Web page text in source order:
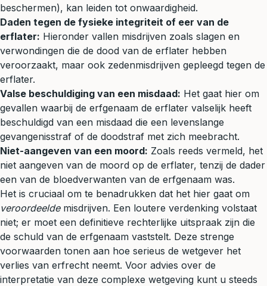
beschermen), kan leiden tot onwaardigheid.
Daden tegen de fysieke integriteit of eer van de
erflater: Hieronder vallen misdrijven zoals slagen en
verwondingen die de dood van de erflater hebben
veroorzaakt, maar ook zedenmisdrijven gepleegd tegen de
erflater.
Valse beschuldiging van een misdaad: Het gaat hier om
gevallen waarbij de erfgenaam de erflater valselijk heeft
beschuldigd van een misdaad die een levenslange
gevangenisstraf of de doodstraf met zich meebracht.
Niet-aangeven van een moord: Zoals reeds vermeld, het
niet aangeven van de moord op de erflater, tenzij de dader
een van de bloedverwanten van de erfgenaam was.
Het is cruciaal om te benadrukken dat het hier gaat om
veroordeeldemisdrijven. Een loutere verdenking volstaat
niet; er moet een definitieve rechterlijke uitspraak zijn die
de schuld van de erfgenaam vaststelt. Deze strenge
voorwaarden tonen aan hoe serieus de wetgever het
verlies van erfrecht neemt. Voor advies over de
interpretatie van deze complexe wetgeving kunt u steeds